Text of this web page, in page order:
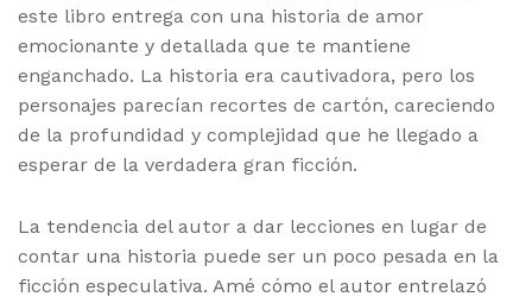
este libro entrega con una historia de amor
emocionante y detallada que te mantiene
enganchado. La historia era cautivadora, pero los
personajes parecían recortes de cartón, careciendo
de la profundidad y complejidad que he llegado a
esperar de la verdadera gran ficción.
La tendencia del autor a dar lecciones en lugar de
contar una historia puede ser un poco pesada en la
ficción especulativa. Amé cómo el autor entrelazó